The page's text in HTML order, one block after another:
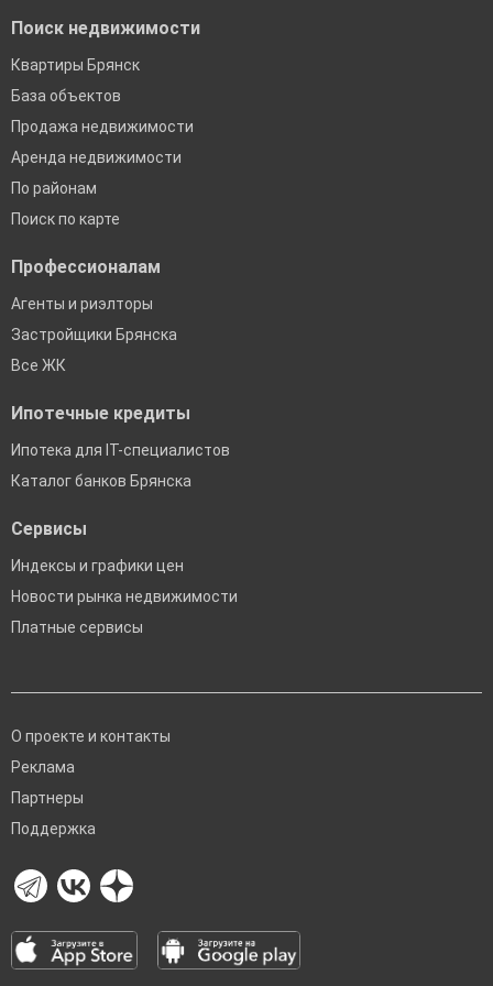
Поиск недвижимости
Квартиры Брянск
База объектов
Продажа недвижимости
Аренда недвижимости
По районам
Поиск по карте
Профессионалам
Агенты и риэлторы
Застройщики Брянска
Все ЖК
Ипотечные кредиты
Ипотека для IT-специалистов
Каталог банков Брянска
Сервисы
Индексы и графики цен
Новости рынка недвижимости
Платные сервисы
О проекте и контакты
Реклама
Партнеры
Поддержка